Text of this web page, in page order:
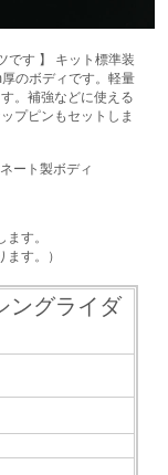
です 】 キット標準装
のボディです。軽量
。補強などに使える
プピンもセットしま
ート製ボディ
す。
す。）
ングライダ